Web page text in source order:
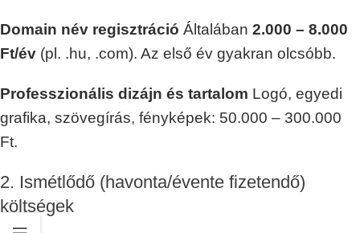
Domain név regisztráció Általában 2.000 – 8.000
Ft/év (pl. .hu, .com). Az első év gyakran olcsóbb.
Professzionális dizájn és tartalom Logó, egyedi
grafika, szövegírás, fényképek: 50.000 – 300.000
Ft.
2. Ismétlődő (havonta/évente fizetendő)
költségek